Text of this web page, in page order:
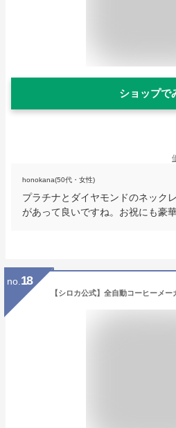
ショップで
honokana(50代・女性)
プラチナとダイヤモンドのネック
があって良いですね。お祝にも豪
no. 18